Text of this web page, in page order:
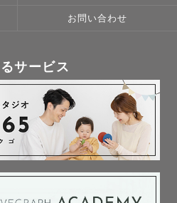
お問い合わせ
サービス